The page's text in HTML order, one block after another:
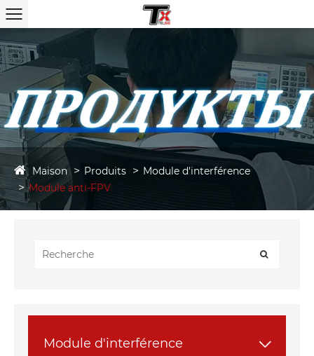
Maison Produits
Module d'interférence
Module anti-FPV
Module d'interférence 